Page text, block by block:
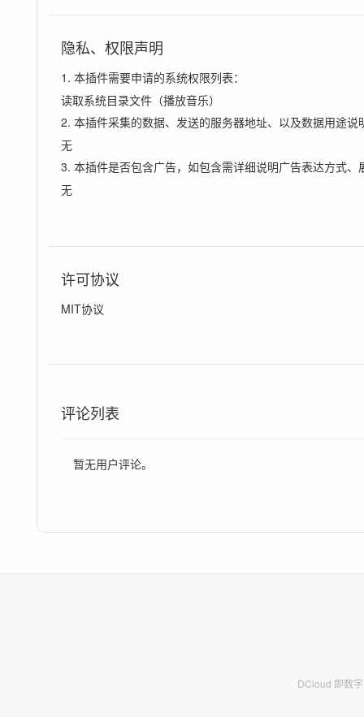
隐私、权限声明
1. 本插件需要申请的系统权限列表：
读取系统目录文件（播放音乐）
2. 本插件采集的数据、发送的服务器地址、以及数据用途说
无
3. 本插件是否包含广告，如包含需详细说明广告表达方式、
无
许可协议
MIT协议
评论列表
暂无用户评论。
DCloud 即数